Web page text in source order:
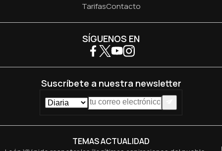
TarifasContacto
TEMAS ACTUALIDAD
SÍGUENOS EN
Suscríbete a nuestra newsletter